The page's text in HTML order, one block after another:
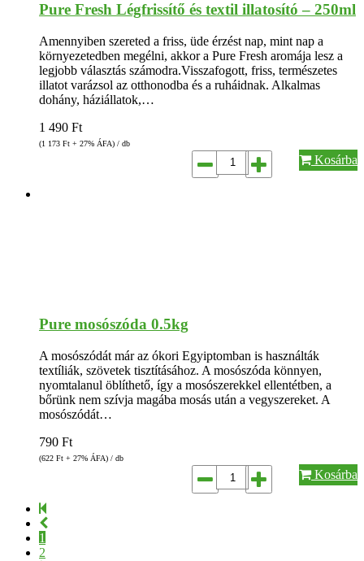
Pure Fresh Légfrissítő és textil illatosító – 250ml
Amennyiben szereted a friss, üde érzést nap, mint nap a
környezetedben megélni, akkor a Pure Fresh aromája lesz a
legjobb választás számodra.Visszafogott, friss, természetes
illatot varázsol az otthonodba és a ruháidnak. Alkalmas
dohány, háziállatok,…
1 490 Ft
(1 173 Ft + 27% ÁFA) / db
Kosárba
Pure mosószóda 0.5kg
A mosószódát már az ókori Egyiptomban is használták
textíliák, szövetek tisztításához. A mosószóda könnyen,
nyomtalanul öblíthető, így a mosószerekkel ellentétben, a
bőrünk nem szívja magába mosás után a vegyszereket. A
mosószódát…
790 Ft
(622 Ft + 27% ÁFA) / db
Kosárba
1
2